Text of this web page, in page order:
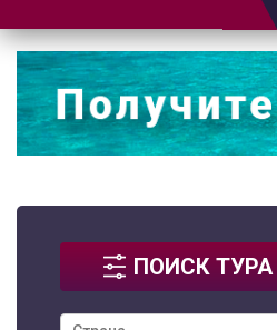
ПОИСК ТУРА